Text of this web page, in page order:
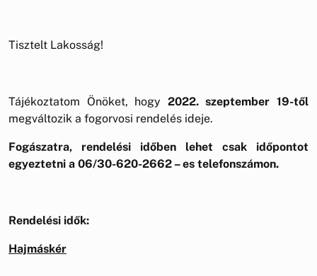
Tisztelt Lakosság!
Tájékoztatom Önöket, hogy 2022. szeptember 19-től
megváltozik a fogorvosi rendelés ideje.
Fogászatra, rendelési időben lehet csak időpontot
egyeztetni a 06/30-620-2662 – es telefonszámon.
Rendelési idők:
Hajmáskér